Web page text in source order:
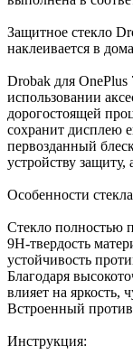
Защитное стекло
наклеивается в
Drobak для
использовании
дорогостоящей
сохранит дисплею
первозданный
устройству защиту,
Особенности
Стекло полностью
9H-твердость
устойчивость
Благодаря
влияет на яркость,
Встроенный
Инструкция: